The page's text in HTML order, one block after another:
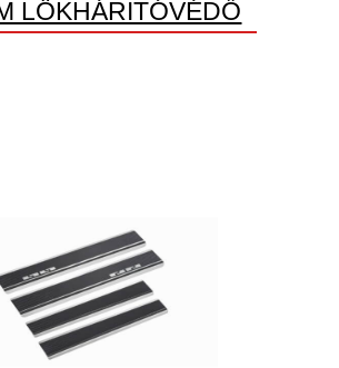
LÖKHÁRITÓVÉDŐ